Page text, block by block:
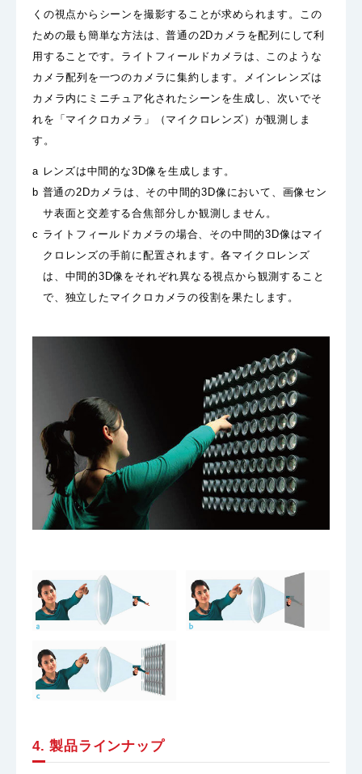
くの視点からシーンを撮影することが求められます。この
ための最も簡単な方法は、普通の2Dカメラを配列にして利
用することです。ライトフィールドカメラは、このような
カメラ配列を一つのカメラに集約します。メインレンズは
カメラ内にミニチュア化されたシーンを生成し、次いでそ
れを「マイクロカメラ」（マイクロレンズ）が観測しま
す。
a レンズは中間的な3D像を生成します。
b 普通の2Dカメラは、その中間的3D像において、画像セン
サ表面と交差する合焦部分しか観測しません。
c ライトフィールドカメラの場合、その中間的3D像はマイ
クロレンズの手前に配置されます。各マイクロレンズ
は、中間的3D像をそれぞれ異なる視点から観測すること
で、独立したマイクロカメラの役割を果たします。
4. 製品ラインナップ